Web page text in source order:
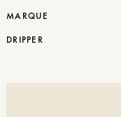
MARQUE
DRIPPER